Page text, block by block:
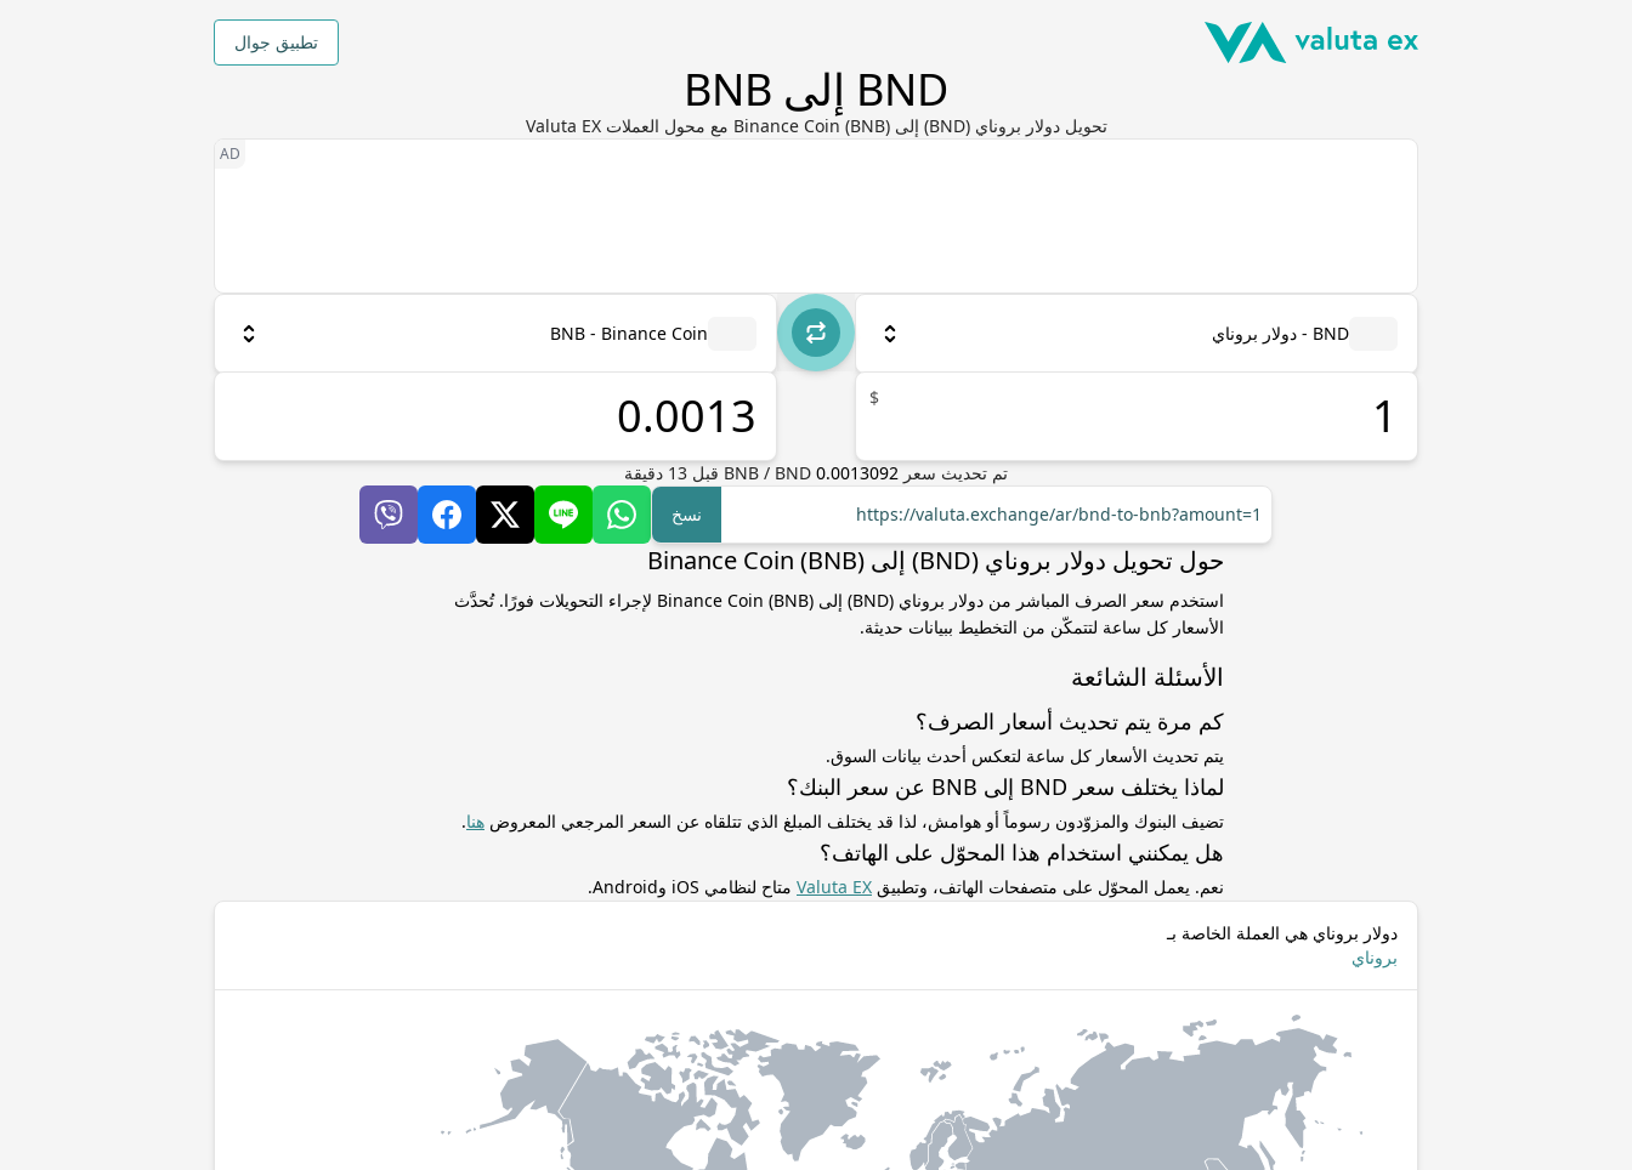
تطبيق جوال
BND إلى BNB
تحويل دولار بروناي (BND) إلى Binance Coin (BNB) مع محول العملات Valuta EX
BND - دولار بروناي
$
BNB - Binance Coin
تم تحديث سعر BNB / BND 0.0013092 قبل 13 دقيقة
https://valuta.exchange/ar/bnd-to-bnb?amount=1
نسخ
حول تحويل دولار بروناي (BND) إلى Binance Coin (BNB)
استخدم سعر الصرف المباشر من دولار بروناي (BND) إلى Binance Coin (BNB) لإجراء التحويلات فورًا. تُحدَّث
الأسعار كل ساعة لتتمكّن من التخطيط ببيانات حديثة.
الأسئلة الشائعة
كم مرة يتم تحديث أسعار الصرف؟
يتم تحديث الأسعار كل ساعة لتعكس أحدث بيانات السوق.
لماذا يختلف سعر BND إلى BNB عن سعر البنك؟
تضيف البنوك والمزوّدون رسوماً أو هوامش، لذا قد يختلف المبلغ الذي تتلقاه عن السعر المرجعي المعروض هنا.
هل يمكنني استخدام هذا المحوّل على الهاتف؟
نعم. يعمل المحوّل على متصفحات الهاتف، وتطبيق Valuta EX متاح لنظامي iOS وAndroid.
دولار بروناي هي العملة الخاصة بـ
بروناي